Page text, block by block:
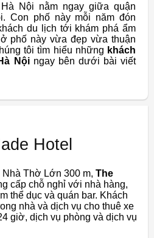
Nội nằm ngay giữa quận
Con phố này mỗi năm đón
du lịch tới khám phá ẩm
phố này vừa đẹp vừa thuận
tôi tìm hiểu những khách
Nộingay bên dưới bài viết
Hotel
Thờ Lớn 300 m, The
cấp chỗ nghỉ với nhà hàng,
thể dục và quán bar. Khách
nhà và dịch vụ cho thuê xe
giờ, dịch vụ phòng và dịch vụ